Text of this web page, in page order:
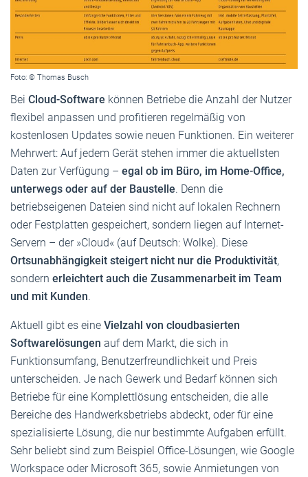
Foto: © Thomas Busch
Bei Cloud-Software können Betriebe die Anzahl der Nutzer
flexibel anpassen und profitieren regelmäßig von
kostenlosen Updates sowie neuen Funktionen. Ein weiterer
Mehrwert: Auf jedem Gerät stehen immer die aktuellsten
Daten zur Verfügung – egal ob im Büro, im Home-Office,
unterwegs oder auf der Baustelle. Denn die
betriebseigenen Dateien sind nicht auf lokalen Rechnern
oder Festplatten gespeichert, sondern liegen auf Internet-
Servern – der »Cloud« (auf Deutsch: Wolke). Diese
Ortsunabhängigkeit steigert nicht nur die Produktivität,
sondern erleichtert auch die Zusammenarbeit im Team
und mit Kunden.
Aktuell gibt es eine Vielzahl von cloudbasierten
Softwarelösungen auf dem Markt, die sich in
Funktionsumfang, Benutzerfreundlichkeit und Preis
unterscheiden. Je nach Gewerk und Bedarf können sich
Betriebe für eine Komplettlösung entscheiden, die alle
Bereiche des Handwerksbetriebs abdeckt, oder für eine
spezialisierte Lösung, die nur bestimmte Aufgaben erfüllt.
Sehr beliebt sind zum Beispiel Office-Lösungen, wie Google
Workspace oder Microsoft 365, sowie Anmietungen von